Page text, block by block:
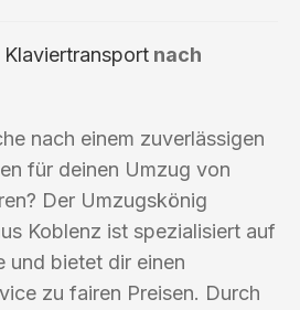
Klaviertransport nach
nach einem zuverlässigen
für deinen Umzug von
Der Umzugskönig
Koblenz ist spezialisiert auf
und bietet dir einen
zu fairen Preisen. Durch